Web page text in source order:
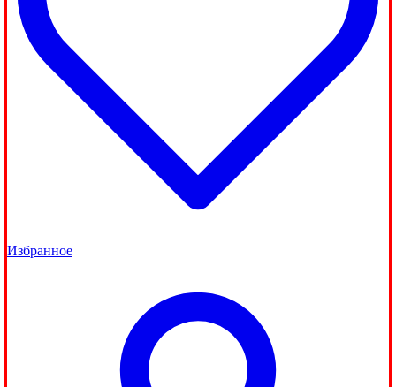
Избранное